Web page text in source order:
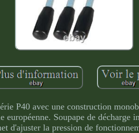
P40 avec une construction
européenne. Soupape de décharge
d'ajuster la pression de